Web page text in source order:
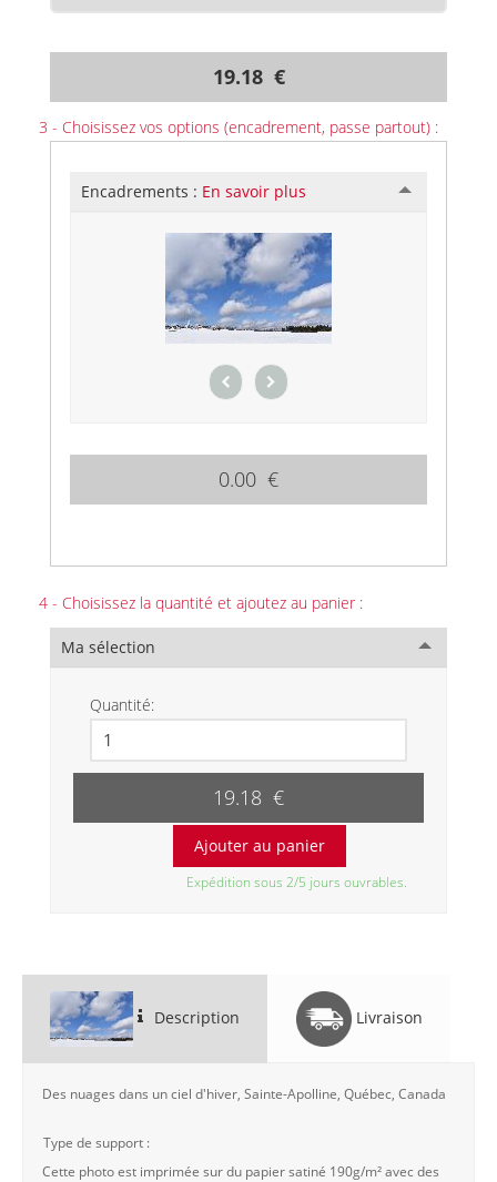
19.18 €
3 - Choisissez vos options (encadrement, passe partout) :
Encadrements : En savoir plus
0.00 €
4 - Choisissez la quantité et ajoutez au panier :
Ma sélection
Quantité:
19.18 €
Expédition sous 2/5 jours ouvrables.
Description Livraison
Des nuages dans un ciel d'hiver, Sainte-Apolline, Québec, Canada
Type de support :
Cette photo est imprimée sur du papier satiné 190g/m² avec des